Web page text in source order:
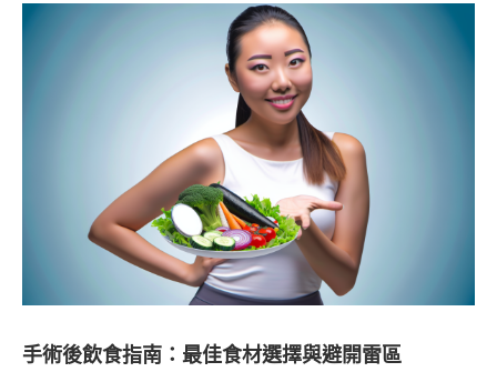
手術後飲食指南：最佳食材選擇與避開雷區